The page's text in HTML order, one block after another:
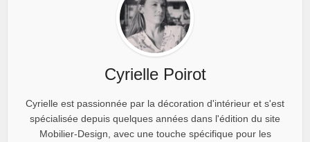
Cyrielle Poirot
Cyrielle est passionnée par la décoration d'intérieur et s'est
spécialisée depuis quelques années dans l'édition du site
Mobilier-Design, avec une touche spécifique pour les